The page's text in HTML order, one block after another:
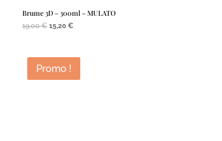
Brume 3D – 300ml – MULATO
19,00€ Le
était :
19,00 €.
15,20 €Le
est :
Promo !